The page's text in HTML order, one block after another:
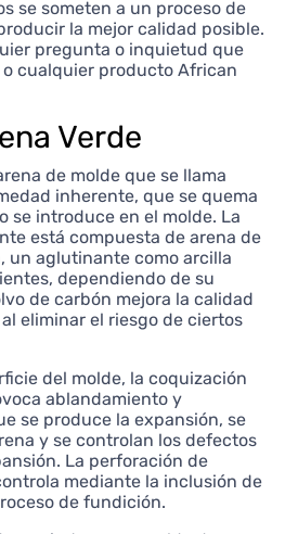
se someten a un proceso de
la mejor calidad posible.
pregunta o inquietud que
cualquier producto African
Verde
de molde que se llama
inherente, que se quema
se introduce en el molde. La
está compuesta de arena de
un aglutinante como arcilla
dependiendo de su
de carbón mejora la calidad
eliminar el riesgo de ciertos
del molde, la coquización
ablandamiento y
se produce la expansión, se
y se controlan los defectos
La perforación de
mediante la inclusión de
de fundición.